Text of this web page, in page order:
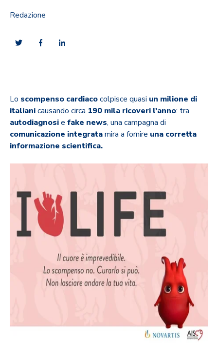
Redazione
Lo scompenso cardiacocolpisce quasi un milione di
italianicausando circa 190 mila ricoveri l'anno: tra
autodiagnosie fake news, una campagna di
comunicazione integratamira a fornire una corretta
informazione scientifica.